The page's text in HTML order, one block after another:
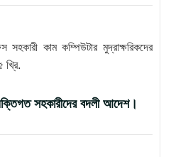
কাম কম্পিউটার মুদ্রাক্ষরিকদের
খ্রি.
সহকারীদের বদলী আদেশ।